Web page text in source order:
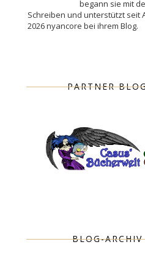
begann sie mit
Schreiben und unterstützt seit
2026 nyancore bei ihrem Blog.
PARTNER
BLOG-ARCHIV